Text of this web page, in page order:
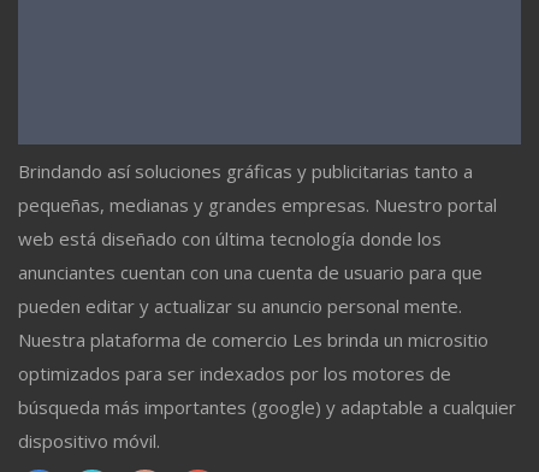
Brindando así soluciones gráficas y publicitarias tanto a
pequeñas, medianas y grandes empresas. Nuestro portal
web está diseñado con última tecnología donde los
anunciantes cuentan con una cuenta de usuario para que
pueden editar y actualizar su anuncio personal mente.
Nuestra plataforma de comercio Les brinda un micrositio
optimizados para ser indexados por los motores de
búsqueda más importantes (google) y adaptable a cualquier
dispositivo móvil.